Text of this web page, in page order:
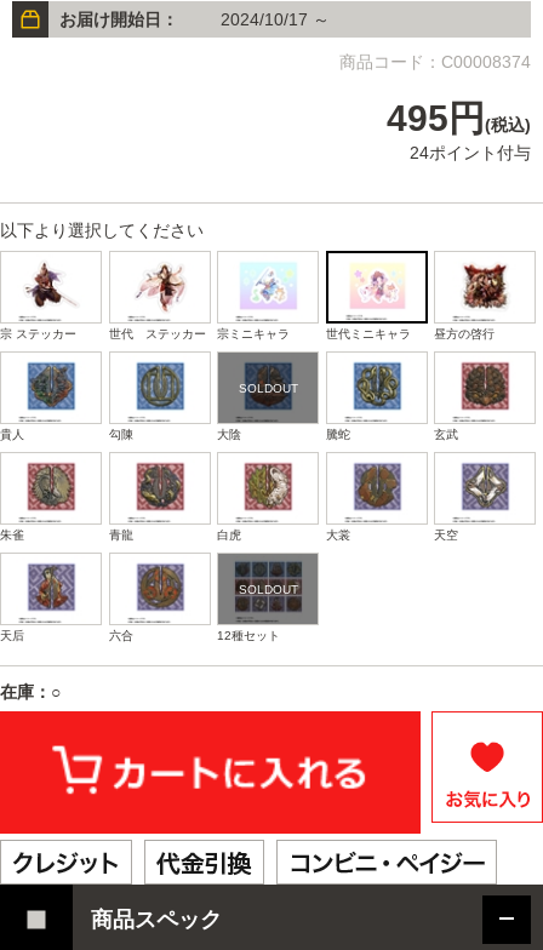
お届け開始日： 2024/10/17 ～
商品コード：C00008374
495円 (税込)
24ポイント付与
以下より選択してください
宗 ステッカー 世代 ステッカー 宗ミニキャラ 世代ミニキャラ 昼方の啓行
貴人 勾陳 大陰 騰蛇 玄武
朱雀 青龍 白虎 大裳 天空
天后 六合 12種セット
在庫：○
商品スペック